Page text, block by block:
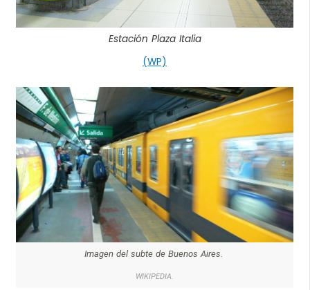
Estación Plaza Italia
(WP)
Imagen del subte de Buenos Aires.
WIKIPEDIA.